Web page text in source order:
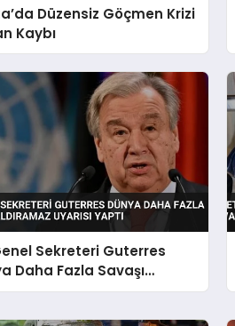
Düzensiz Göçmen Krizi
Kaybı
Sekreteri Guterres
Daha Fazla Savaşı
Uyarısı Yaptı